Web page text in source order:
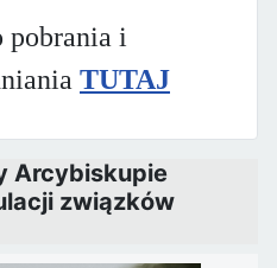
i
TUTAJ
Arcybiskupie
związków